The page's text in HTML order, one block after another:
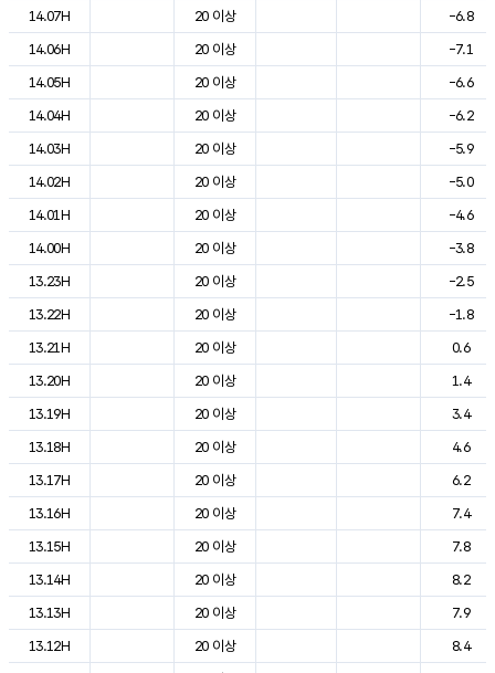
14.07H
20 이상
-6.8
14.06H
20 이상
-7.1
14.05H
20 이상
-6.6
14.04H
20 이상
-6.2
14.03H
20 이상
-5.9
14.02H
20 이상
-5.0
14.01H
20 이상
-4.6
14.00H
20 이상
-3.8
13.23H
20 이상
-2.5
13.22H
20 이상
-1.8
13.21H
20 이상
0.6
13.20H
20 이상
1.4
13.19H
20 이상
3.4
13.18H
20 이상
4.6
13.17H
20 이상
6.2
13.16H
20 이상
7.4
13.15H
20 이상
7.8
13.14H
20 이상
8.2
13.13H
20 이상
7.9
13.12H
20 이상
8.4